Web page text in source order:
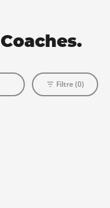
Filtre (0)